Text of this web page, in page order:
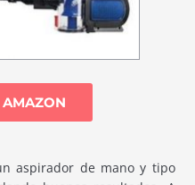
AMAZON
aspirador de mano y tipo